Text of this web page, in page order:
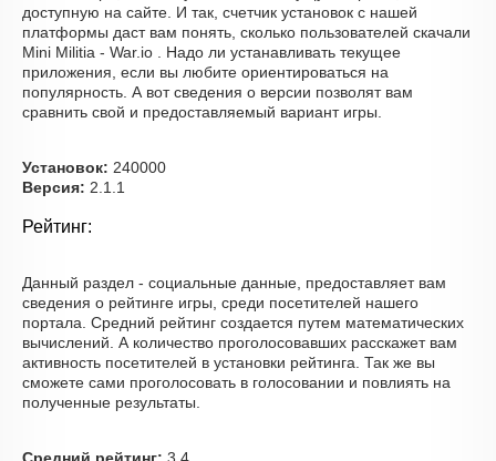
доступную на сайте. И так, счетчик установок с нашей
платформы даст вам понять, сколько пользователей скачали
Mini Militia - War.io . Надо ли устанавливать текущее
приложения, если вы любите ориентироваться на
популярность. А вот сведения о версии позволят вам
сравнить свой и предоставляемый вариант игры.
Установок: 240000
Версия: 2.1.1
Рейтинг:
Данный раздел - социальные данные, предоставляет вам
сведения о рейтинге игры, среди посетителей нашего
портала. Средний рейтинг создается путем математических
вычислений. А количество проголосовавших расскажет вам
активность посетителей в установки рейтинга. Так же вы
сможете сами проголосовать в голосовании и повлиять на
полученные результаты.